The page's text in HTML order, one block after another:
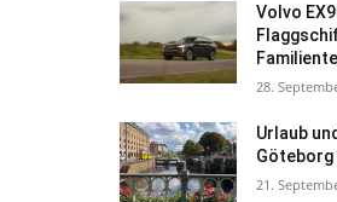
Volvo
28.
Urlaub
Göteborg
21.